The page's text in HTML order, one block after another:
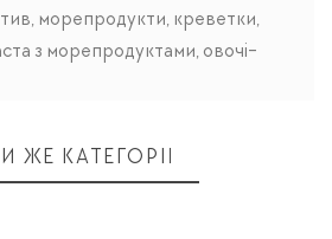
морепродукти, креветки,
з морепродуктами, овочі-
ЖЕ КАТЕГОРІЇ